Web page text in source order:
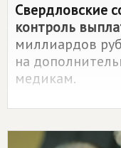
Свердловские
контроль
миллиардов
на
медикам.